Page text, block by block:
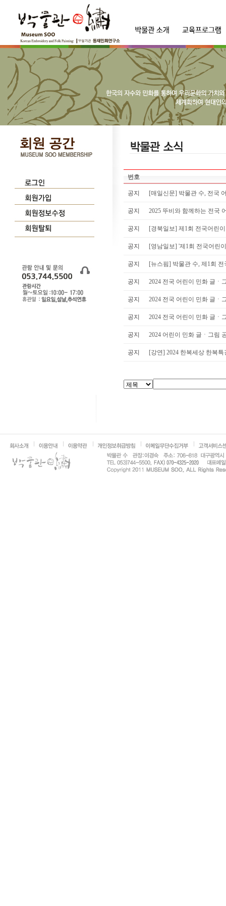
번호
공지 [매일신문] 박물관 수, 전국
공지 2025 뚜비와 함께하는 전국
공지 [경북일보] 제1회 전국어린
공지 [영남일보] '제1회 전국어린
공지 [뉴스핌] 박물관 수, 제1회 전
공지 2024 전국 어린이 민화 글ㆍ
공지 2024 전국 어린이 민화 글ㆍ
공지 2024 전국 어린이 민화 글ㆍ
공지 2024 어린이 민화 글ㆍ그림
공지 [강연] 2024 한복세상 한복특